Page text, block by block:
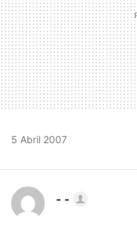
5 Abril 2007
- -